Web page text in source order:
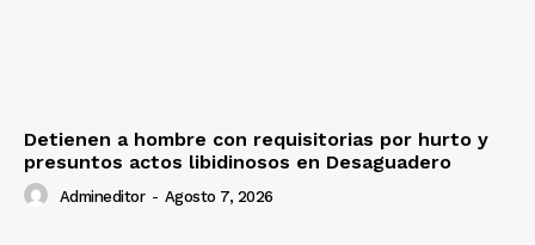
Detienen a hombre con requisitorias por hurto y
presuntos actos libidinosos en Desaguadero
Admineditor - Agosto 7, 2026